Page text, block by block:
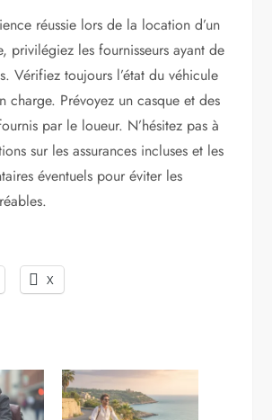
réussie lors de la location d’un
privilégiez les fournisseurs ayant de
Vérifiez toujours l’état du véhicule
charge. Prévoyez un casque et des
par le loueur. N’hésitez pas à
sur les assurances incluses et les
éventuels pour éviter les
X